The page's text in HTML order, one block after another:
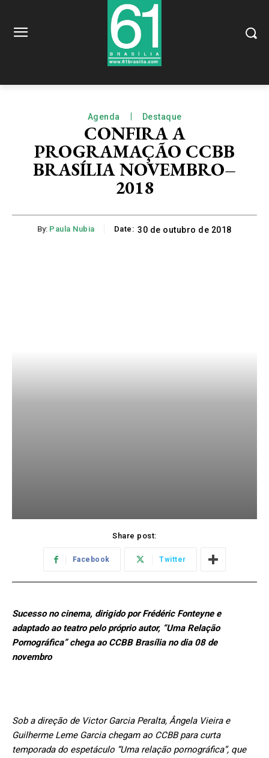
Agenda Destaque
CONFIRA A
PROGRAMAÇÃO CCBB
BRASÍLIA NOVEMBRO–
2018
By: Paula Nubia Date: 30 de outubro de 2018
Share post:
Facebook Twitter
Sucesso no cinema, dirigido por Frédéric Fonteyne e
adaptado ao teatro pelo próprio autor, “Uma Relação
Pornográfica” chega ao CCBB Brasília no dia 08 de
novembro
Sob a direção de Victor Garcia Peralta, Ângela Vieira e
Guilherme Leme Garcia chegam ao CCBB para curta
temporada do espetáculo “Uma relação pornográfica”, que